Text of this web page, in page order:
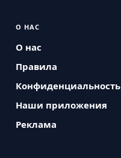
О НАС
О нас
Правила
Конфиденциальность
Наши приложения
Реклама